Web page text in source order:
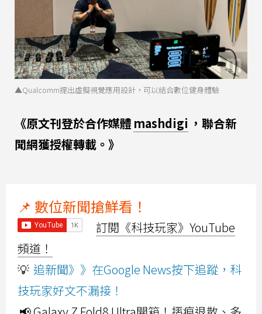
▲Qualcomm提出虛擬視覺應用設計，可以結合數位健身體驗
《原文刊登於合作媒體 mashdigi ，聯合新
聞網獲授權轉載。》
📌 數位新聞搶鮮看！
訂閱《科技玩家》YouTube
頻道！
💡 追新聞》》在Google News按下追蹤，科
技玩家好文不漏接！